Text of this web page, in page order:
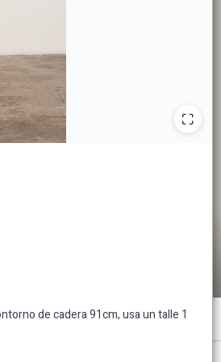
de cadera 91cm, usa un talle 1